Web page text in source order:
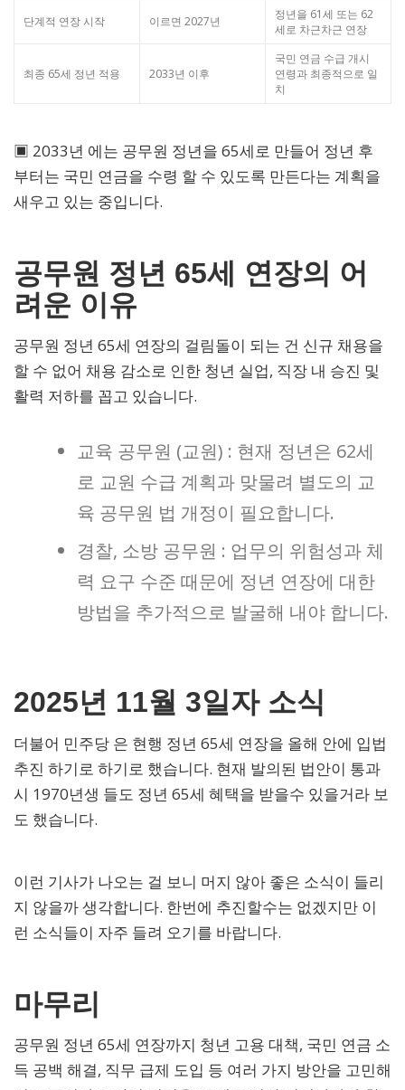
단계적 연장 시작 이르면 2027년
정년을 61세 또는 62
세로 차근차근 연장
최종 65세 정년 적용 2033년 이후
국민 연금 수급 개시
연령과 최종적으로 일
치
▣ 2033년 에는 공무원 정년을 65세로 만들어 정년 후
부터는 국민 연금을 수령 할 수 있도록 만든다는 계획을
새우고 있는 중입니다.
공무원 정년 65세 연장의 어
려운 이유
공무원 정년 65세 연장의 걸림돌이 되는 건 신규 채용을
할 수 없어 채용 감소로 인한 청년 실업, 직장 내 승진 및
활력 저하를 꼽고 있습니다.
교육 공무원 (교원) : 현재 정년은 62세
로 교원 수급 계획과 맞물려 별도의 교
육 공무원 법 개정이 필요합니다.
경찰, 소방 공무원 : 업무의 위험성과 체
력 요구 수준 때문에 정년 연장에 대한
방법을 추가적으로 발굴해 내야 합니다.
2025년 11월 3일자 소식
더불어 민주당 은 현행 정년 65세 연장을 올해 안에 입법
추진 하기로 하기로 했습니다. 현재 발의된 법안이 통과
시 1970년생 들도 정년 65세 혜택을 받을수 있을거라 보
도 했습니다.
이런 기사가 나오는 걸 보니 머지 않아 좋은 소식이 들리
지 않을까 생각합니다. 한번에 추진할수는 없겠지만 이
런 소식들이 자주 들려 오기를 바랍니다.
마무리
공무원 정년 65세 연장까지 청년 고용 대책, 국민 연금 소
득 공백 해결, 직무 급제 도입 등 여러 가지 방안을 고민해